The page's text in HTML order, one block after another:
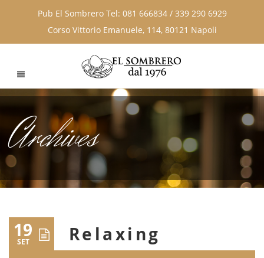
Pub El Sombrero Tel: 081 666834 / 339 290 6929
Corso Vittorio Emanuele, 114, 80121 Napoli
Archives
19
SET Relaxing